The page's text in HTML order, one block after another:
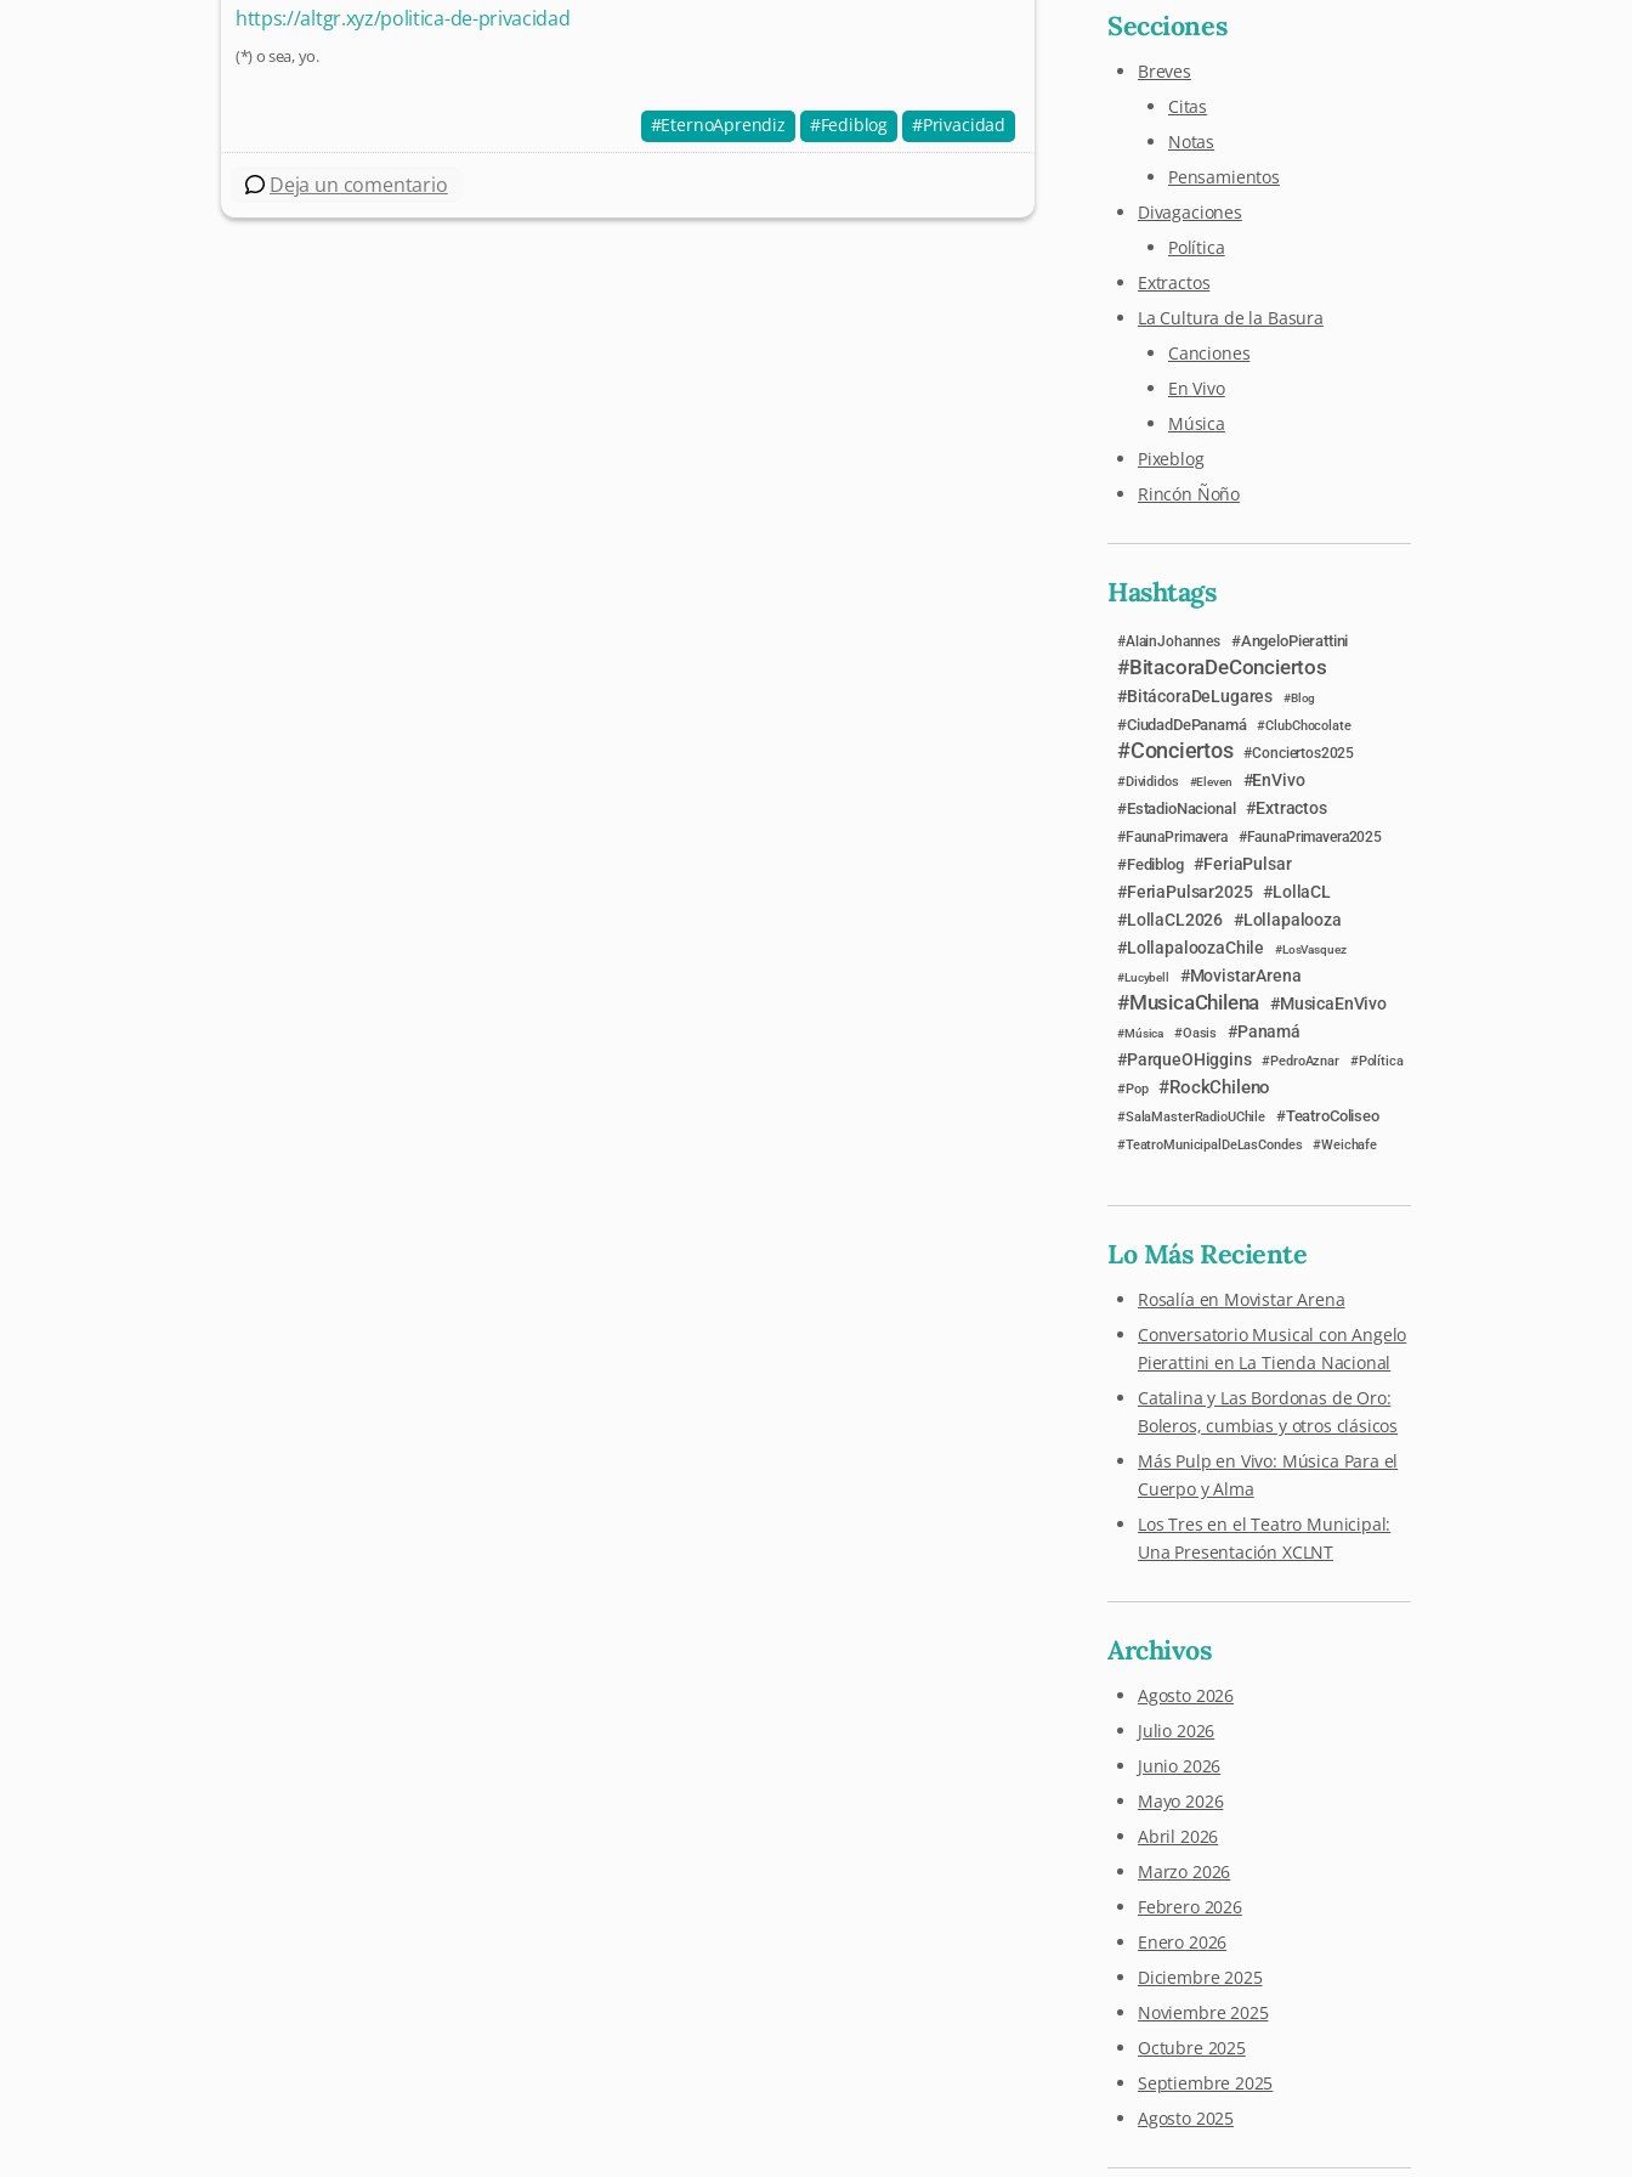
https://altgr.xyz/politica-de-privacidad
(*) o sea, yo.
EternoAprendiz Fediblog Privacidad
Deja un comentario
Secciones
Breves
Citas
Notas
Pensamientos
Divagaciones
Política
Extractos
La Cultura de la Basura
Canciones
En Vivo
Música
Pixeblog
Rincón Ñoño
Hashtags
AlainJohannes AngeloPierattini
BitacoraDeConciertos
BitácoraDeLugares Blog
CiudadDePanamá ClubChocolate
Conciertos Conciertos2025
Divididos Eleven EnVivo
EstadioNacional Extractos
FaunaPrimavera FaunaPrimavera2025
Fediblog
FeriaPulsar
FeriaPulsar2025
LollaCL
LollaCL2026
Lollapalooza
LollapaloozaChile
LosVasquez
Lucybell
MovistarArena
MusicaChilena MusicaEnVivo
Música Oasis
Panamá
ParqueOHiggins
PedroAznar
Política
Pop
RockChileno
SalaMasterRadioUChile TeatroColiseo
TeatroMunicipalDeLasCondes Weichafe
Lo Más Reciente
Rosalía en Movistar Arena
Conversatorio Musical con Angelo
Pierattini en La Tienda Nacional
Catalina y Las Bordonas de Oro:
Boleros, cumbias y otros clásicos
Más Pulp en Vivo: Música Para el
Cuerpo y Alma
Los Tres en el Teatro Municipal:
Una Presentación XCLNT
Archivos
Agosto 2026
Julio 2026
Junio 2026
Mayo 2026
Abril 2026
Marzo 2026
Febrero 2026
Enero 2026
Diciembre 2025
Noviembre 2025
Octubre 2025
Septiembre 2025
Agosto 2025